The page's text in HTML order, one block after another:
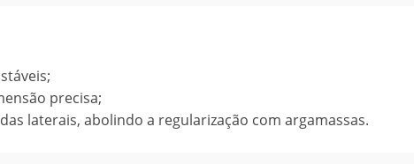
precisa;
laterais, abolindo a regularização com argamassas.